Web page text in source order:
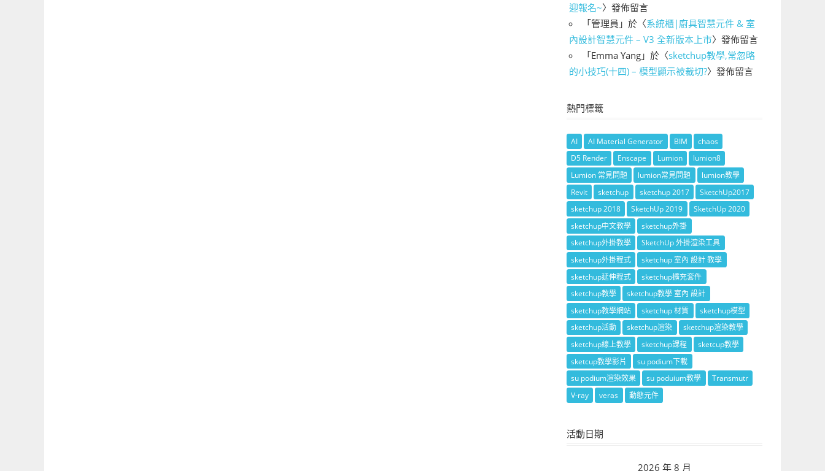
迎報名~〉發佈留言
「管理員 」於〈系統櫃|廚具智慧元件 & 室
內設計智慧元件 – V3 全新版本上市〉發佈留言
「Emma Yang 」於〈sketchup教學,常忽略
的小技巧(十四) – 模型顯示被裁切?〉發佈留言
熱門標籤
AI AI Material Generator BIM
chaos
D5 Render
Enscape Lumion
lumion8
Lumion 常見問題
lumion常見問題
lumion教學
Revit
sketchup sketchup 2017
SketchUp2017
sketchup 2018
SketchUp 2019
SketchUp 2020
sketchup中文教學
sketchup外掛
sketchup外掛教學
SketchUp 外掛渲染工具
sketchup外掛程式
sketchup 室內 設計 教學
sketchup延伸程式
sketchup擴充套件
sketchup教學
sketchup教學 室內 設計
sketchup教學網站
sketchup 材質
sketchup模型
sketchup活動
sketchup渲染
sketchup渲染教學
sketchup線上教學
sketchup課程
sketcup教學
sketcup教學影片
su podium下載
su podium渲染效果
su poduium教學
Transmutr
V-ray
veras 動態元件
活動日期
2026 年 8 月